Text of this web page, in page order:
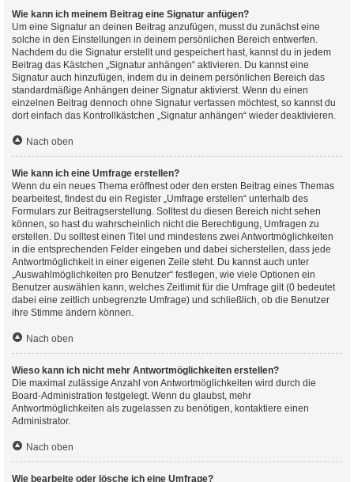
Wie kann ich meinem Beitrag eine Signatur anfügen?
Um eine Signatur an deinen Beitrag anzufügen, musst du zunächst eine
solche in den Einstellungen in deinem persönlichen Bereich entwerfen.
Nachdem du die Signatur erstellt und gespeichert hast, kannst du in jedem
Beitrag das Kästchen „Signatur anhängen“ aktivieren. Du kannst eine
Signatur auch hinzufügen, indem du in deinem persönlichen Bereich das
standardmäßige Anhängen deiner Signatur aktivierst. Wenn du einen
einzelnen Beitrag dennoch ohne Signatur verfassen möchtest, so kannst du
dort einfach das Kontrollkästchen „Signatur anhängen“ wieder deaktivieren.
Nach oben
Wie kann ich eine Umfrage erstellen?
Wenn du ein neues Thema eröffnest oder den ersten Beitrag eines Themas
bearbeitest, findest du ein Register „Umfrage erstellen“ unterhalb des
Formulars zur Beitragserstellung. Solltest du diesen Bereich nicht sehen
können, so hast du wahrscheinlich nicht die Berechtigung, Umfragen zu
erstellen. Du solltest einen Titel und mindestens zwei Antwortmöglichkeiten
in die entsprechenden Felder eingeben und dabei sicherstellen, dass jede
Antwortmöglichkeit in einer eigenen Zeile steht. Du kannst auch unter
„Auswahlmöglichkeiten pro Benutzer“ festlegen, wie viele Optionen ein
Benutzer auswählen kann, welches Zeitlimit für die Umfrage gilt (0 bedeutet
dabei eine zeitlich unbegrenzte Umfrage) und schließlich, ob die Benutzer
ihre Stimme ändern können.
Nach oben
Wieso kann ich nicht mehr Antwortmöglichkeiten erstellen?
Die maximal zulässige Anzahl von Antwortmöglichkeiten wird durch die
Board-Administration festgelegt. Wenn du glaubst, mehr
Antwortmöglichkeiten als zugelassen zu benötigen, kontaktiere einen
Administrator.
Nach oben
Wie bearbeite oder lösche ich eine Umfrage?